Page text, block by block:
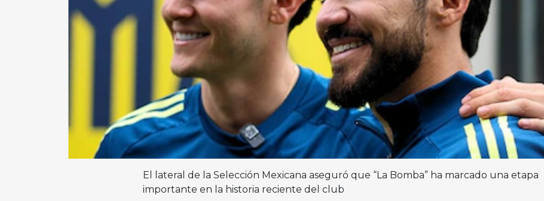
El lateral de la Selección Mexicana aseguró que “La Bomba” ha marcado una etapa
importante en la historia reciente del club